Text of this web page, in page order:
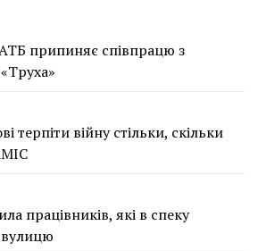
припиняє співпрацю з
терпіти війну стільки, скільки
працівників, які в спеку
вулицю